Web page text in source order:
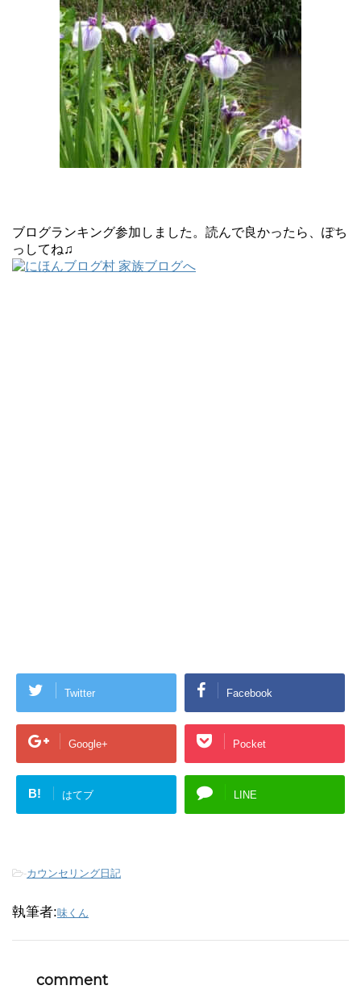
ブログランキング参加しました。読んで良かったら、ぽち
っしてね♫
Twitter Facebook
Google+ Pocket
B! はてブ LINE
-カウンセリング日記
執筆者:味くん
comment